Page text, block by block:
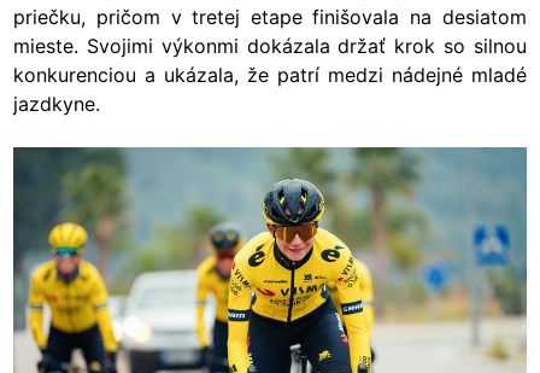
priečku, pričom v tretej etape finišovala na desiatom
mieste. Svojimi výkonmi dokázala držať krok so silnou
konkurenciou a ukázala, že patrí medzi nádejné mladé
jazdkyne.